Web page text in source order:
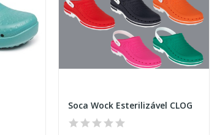
Soca Wock Esterilizável CLOG